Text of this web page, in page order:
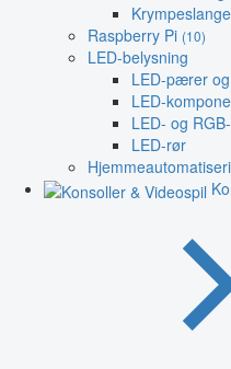
Raspberry Pi (10)
LED-belysning
LED-pærer
LED-
LED- og
LED-rør